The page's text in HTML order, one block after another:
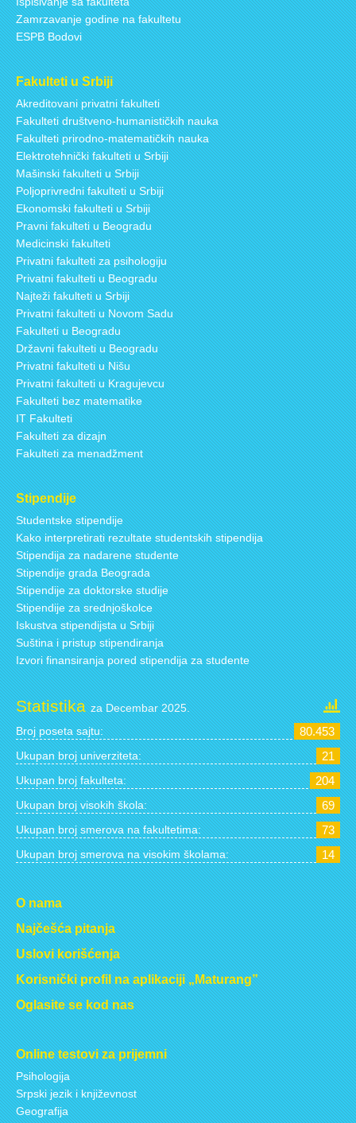
Zamrzavanje godine na fakultetu
ESPB Bodovi
Fakulteti u Srbiji
Akreditovani privatni fakulteti
Fakulteti društveno-humanističkih nauka
Fakulteti prirodno-matematičkih nauka
Elektrotehnički fakulteti u Srbiji
Mašinski fakulteti u Srbiji
Poljoprivredni fakulteti u Srbiji
Ekonomski fakulteti u Srbiji
Pravni fakulteti u Beogradu
Medicinski fakulteti
Privatni fakulteti za psihologiju
Privatni fakulteti u Beogradu
Najteži fakulteti u Srbiji
Privatni fakulteti u Novom Sadu
Fakulteti u Beogradu
Državni fakulteti u Beogradu
Privatni fakulteti u Nišu
Privatni fakulteti u Kragujevcu
Fakulteti bez matematike
IT Fakulteti
Fakulteti za dizajn
Fakulteti za menadžment
Stipendije
Studentske stipendije
Kako interpretirati rezultate studentskih stipendija
Stipendija za nadarene studente
Stipendije grada Beograda
Stipendije za doktorske studije
Stipendije za srednjoškolce
Iskustva stipendijsta u Srbiji
Suština i pristup stipendiranja
Izvori finansiranja pored stipendija za studente
Statistikaza Decembar 2025.
Broj poseta sajtu: 80.453
Ukupan broj univerziteta: 21
Ukupan broj fakulteta: 204
Ukupan broj visokih škola: 69
Ukupan broj smerova na fakultetima: 73
Ukupan broj smerova na visokim školama: 14
O nama
Najčešća pitanja
Uslovi korišćenja
Korisnički profil na aplikaciji „Maturang”
Oglasite se kod nas
Online testovi za prijemni
Psihologija
Srpski jezik i književnost
Geografija